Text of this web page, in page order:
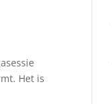
Het is